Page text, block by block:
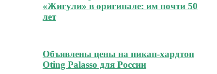
«Жигули» в оригинале: им почти 50
лет
Объявлены цены на пикап-хардтоп
Oting Palasso для России